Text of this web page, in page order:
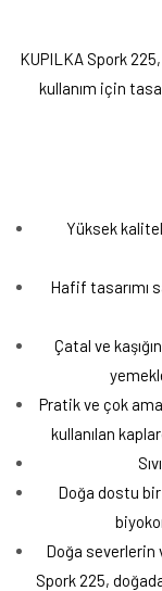
KUPILKA Spork
kullanım için
Yüksek
Hafif tasarımı
Çatal ve
Pratik ve çok
kullanılan
Doğa dostu
Doğa severlerin
Spork 225,